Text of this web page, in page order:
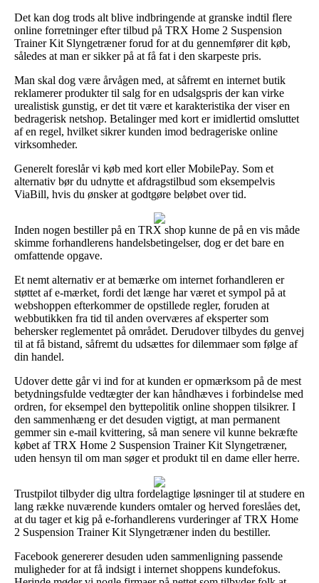
Det kan dog trods alt blive indbringende at granske indtil flere
online forretninger efter tilbud på TRX Home 2 Suspension
Trainer Kit Slyngetræner forud for at du gennemfører dit køb,
således at man er sikker på at få fat i den skarpeste pris.
Man skal dog være årvågen med, at såfremt en internet butik
reklamerer produkter til salg for en udsalgspris der kan virke
urealistisk gunstig, er det tit være et karakteristika der viser en
bedragerisk netshop. Betalinger med kort er imidlertid omsluttet
af en regel, hvilket sikrer kunden imod bedrageriske online
virksomheder.
Generelt foreslår vi køb med kort eller MobilePay. Som et
alternativ bør du udnytte et afdragstilbud som eksempelvis
ViaBill, hvis du ønsker at godtgøre beløbet over tid.
Inden nogen bestiller på en TRX shop kunne de på en vis måde
skimme forhandlerens handelsbetingelser, dog er det bare en
omfattende opgave.
Et nemt alternativ er at bemærke om internet forhandleren er
støttet af e-mærket, fordi det længe har været et sympol på at
webshoppen efterkommer de opstillede regler, foruden at
webbutikken fra tid til anden overværes af eksperter som
behersker reglementet på området. Derudover tilbydes du genvej
til at få bistand, såfremt du udsættes for dilemmaer som følge af
din handel.
Udover dette går vi ind for at kunden er opmærksom på de mest
betydningsfulde vedtægter der kan håndhæves i forbindelse med
ordren, for eksempel den byttepolitik online shoppen tilsikrer. I
den sammenhæng er det desuden vigtigt, at man permanent
gemmer sin e-mail kvittering, så man senere vil kunne bekræfte
købet af TRX Home 2 Suspension Trainer Kit Slyngetræner,
uden hensyn til om man søger et produkt til en dame eller herre.
Trustpilot tilbyder dig ultra fordelagtige løsninger til at studere en
lang række nuværende kunders omtaler og herved foreslåes det,
at du tager et kig på e-forhandlerens vurderinger af TRX Home
2 Suspension Trainer Kit Slyngetræner inden du bestiller.
Facebook genererer desuden uden sammenligning passende
muligheder for at få indsigt i internet shoppens kundefokus.